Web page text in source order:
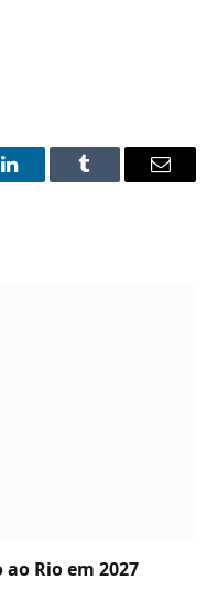
LinkedInTumblr Email
Rio em 2027